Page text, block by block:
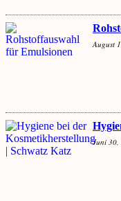
August
Juni 30,